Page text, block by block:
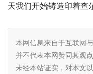
天我们开始铸造印着查
本网信息来自于互联网
并不代表本网赞同其观
未经本站证实，对本文